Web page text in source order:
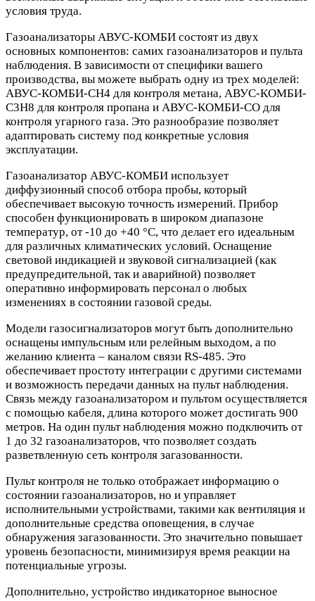
условия труда.
Газоанализаторы АВУС-КОМБИ состоят из двух
основных компонентов: самих газоанализаторов и пульта
наблюдения. В зависимости от специфики вашего
производства, вы можете выбрать одну из трех моделей:
АВУС-КОМБИ-СН4 для контроля метана, АВУС-КОМБИ-
С3Н8 для контроля пропана и АВУС-КОМБИ-СО для
контроля угарного газа. Это разнообразие позволяет
адаптировать систему под конкретные условия
эксплуатации.
Газоанализатор АВУС-КОМБИ использует
диффузионный способ отбора пробы, который
обеспечивает высокую точность измерений. Прибор
способен функционировать в широком диапазоне
температур, от -10 до +40 °С, что делает его идеальным
для различных климатических условий. Оснащение
световой индикацией и звуковой сигнализацией (как
предупредительной, так и аварийной) позволяет
оперативно информировать персонал о любых
изменениях в состоянии газовой среды.
Модели газосигнализаторов могут быть дополнительно
оснащены импульсным или релейным выходом, а по
желанию клиента – каналом связи RS-485. Это
обеспечивает простоту интеграции с другими системами
и возможность передачи данных на пульт наблюдения.
Связь между газоанализатором и пультом осуществляется
с помощью кабеля, длина которого может достигать 900
метров. На один пульт наблюдения можно подключить от
1 до 32 газоанализаторов, что позволяет создать
разветвленную сеть контроля загазованности.
Пульт контроля не только отображает информацию о
состоянии газоанализаторов, но и управляет
исполнительными устройствами, такими как вентиляция и
дополнительные средства оповещения, в случае
обнаружения загазованности. Это значительно повышает
уровень безопасности, минимизируя время реакции на
потенциальные угрозы.
Дополнительно, устройство индикаторное выносное